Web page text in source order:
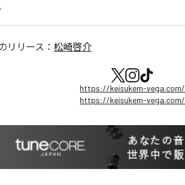
リリース： 松崎啓介
https://keisukem-vega.com/
https://keisukem-vega.com/